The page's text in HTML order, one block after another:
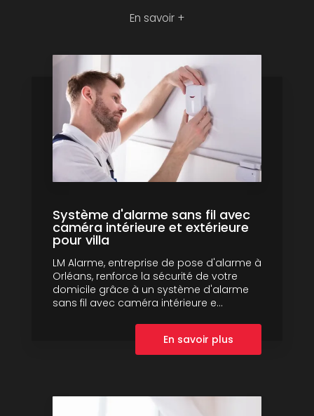
En savoir +
Système d'alarme sans fil avec
caméra intérieure et extérieure
pour villa
LM Alarme, entreprise de pose d'alarme à
Orléans, renforce la sécurité de votre
domicile grâce à un système d'alarme
sans fil avec caméra intérieure e...
En savoir plus